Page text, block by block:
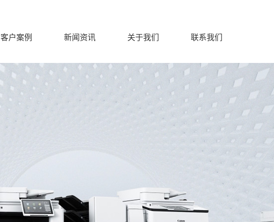
客户案例 新闻资讯 关于我们 联系我们